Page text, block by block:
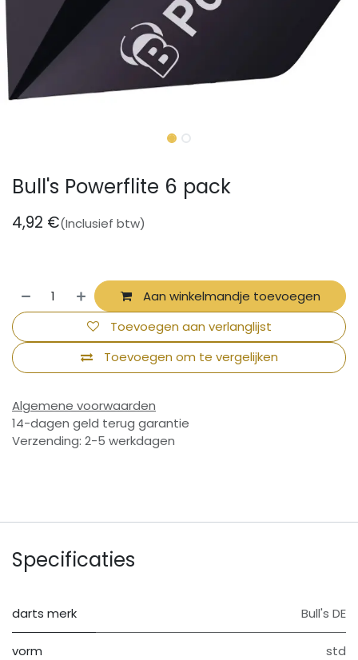
Bull's Powerflite 6 pack
4,92 €(Inclusief btw)
Aan winkelmandje toevoegen
Toevoegen om te vergelijken
Toevoegen aan verlanglijst
Algemene voorwaarden
14-dagen geld terug garantie
Verzending: 2-5 werkdagen
Specificaties
darts merk Bull's DE
vorm std